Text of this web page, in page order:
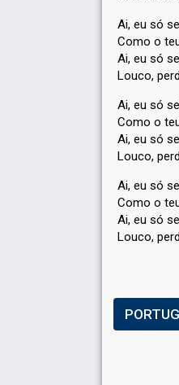
Ai, eu só
Como o
Ai, eu só
Louco,
Ai, eu só
Como o
Ai, eu só
Louco,
Ai, eu só
Como o
Ai, eu só
Louco,